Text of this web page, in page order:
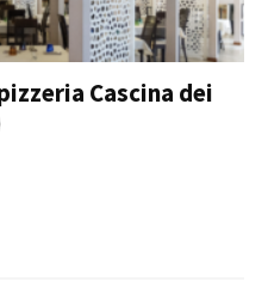
Cascina dei